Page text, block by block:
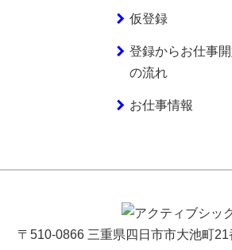
仮登録
登録からお仕事
の流れ
お仕事情報
〒510-0866 三重県四日市市大池町21